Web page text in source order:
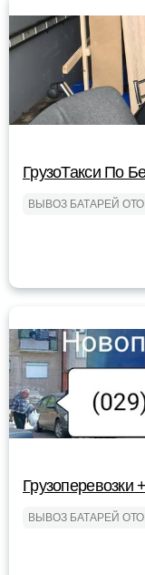
ГрузоТакси По
ВЫВОЗ БАТАРЕЙ
Грузоперевозки
ВЫВОЗ БАТАРЕЙ